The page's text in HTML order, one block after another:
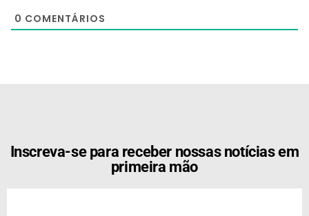
0 COMENTÁRIOS
Inscreva-se para receber nossas notícias em
primeira mão